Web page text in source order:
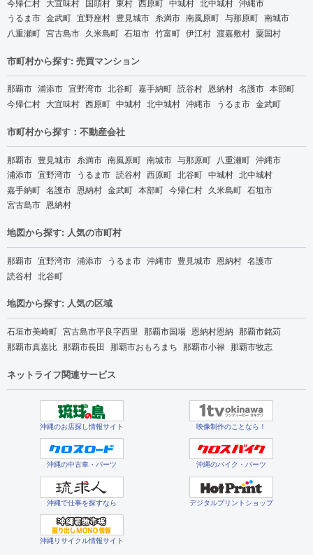
うるま市 金武町 宜野座村 豊見城市 糸満市 南風原町 与那原町 南城市
八重瀬町 宮古島市 久米島町 石垣市 竹富町 伊江村 渡嘉敷村 粟国村
市町村から探す: 売買マンション
那覇市 浦添市 宜野湾市 北谷町 嘉手納町 読谷村 恩納村 名護市 本部町
今帰仁村 大宜味村 西原町 中城村 北中城村 沖縄市 うるま市 金武町
市町村から探す：不動産会社
那覇市 豊見城市 糸満市 南風原町 南城市 与那原町 八重瀬町 沖縄市
浦添市 宜野湾市 うるま市 読谷村 西原町 北谷町 中城村 北中城村
嘉手納町 名護市 恩納村 金武町 本部町 今帰仁村 久米島町 石垣市
宮古島市 恩納村
地図から探す: 人気の市町村
那覇市 宜野湾市 浦添市 うるま市 沖縄市 豊見城市 恩納村 名護市
読谷村 北谷町
地図から探す: 人気の区域
石垣市美崎町 宮古島市平良字西里 那覇市国場 恩納村恩納 那覇市銘苅
那覇市真嘉比 那覇市長田 那覇市おもろまち 那覇市小禄 那覇市牧志
ネットライフ関連サービス
沖縄のお店探し情報サイト 映像制作のことなら！
沖縄の中古車・パーツ 沖縄のバイク・パーツ
沖縄で仕事を探すなら デジタルプリントショップ
沖縄リサイクル情報サイト